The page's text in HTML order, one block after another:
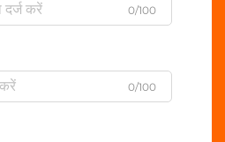
0/100
0/100